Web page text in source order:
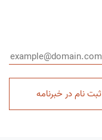
ثبت نام در خبرنامه